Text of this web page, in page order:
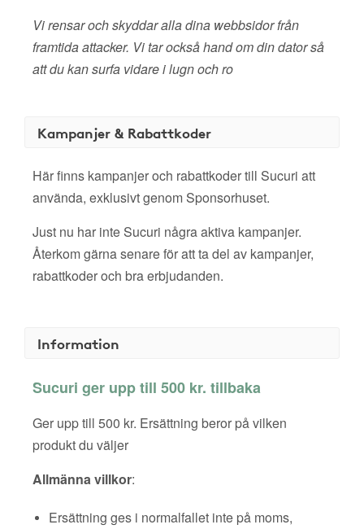
Vi rensar och skyddar alla dina webbsidor från
framtida attacker. Vi tar också hand om din dator så
att du kan surfa vidare i lugn och ro
Kampanjer & Rabattkoder
Här finns kampanjer och rabattkoder till Sucuri att
använda, exklusivt genom Sponsorhuset.
Just nu har inte Sucuri några aktiva kampanjer.
Återkom gärna senare för att ta del av kampanjer,
rabattkoder och bra erbjudanden.
Information
Sucuri ger upp till 500 kr. tillbaka
Ger upp till 500 kr. Ersättning beror på vilken
produkt du väljer
Allmänna villkor:
Ersättning ges i normalfallet inte på moms,